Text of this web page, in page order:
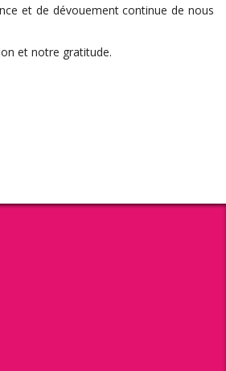
et de dévouement continue de nous
et notre gratitude.